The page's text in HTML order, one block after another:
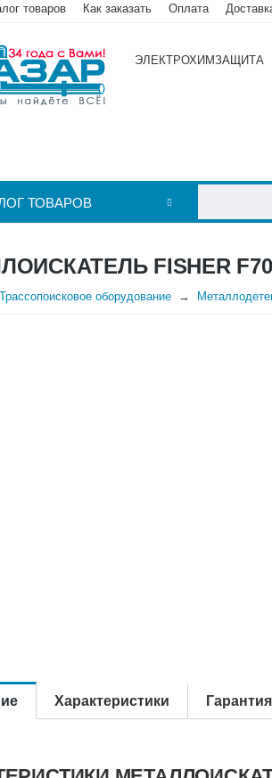
товаров Как заказать Оплата
ЭЛЕКТРОХИМЗАЩИТА
ТОВАРОВ
FISHER F70
Трассопоисковое оборудование
Характеристики Гарантия